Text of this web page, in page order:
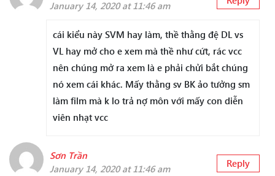
January 14, 2020 at 11:46 am
cái kiểu này SVM hay làm, thề thằng đệ DL vs
VL hay mở cho e xem mà thề như cứt, rác vcc
nên chúng mở ra xem là e phải chửi bắt chúng
nó xem cái khác. Mấy thằng sv BK ảo tưởng sm
làm film mà k lo trả nợ môn với mấy con diễn
viên nhạt vcc
Sơn Trần
January 14, 2020 at 11:46 am
Reply